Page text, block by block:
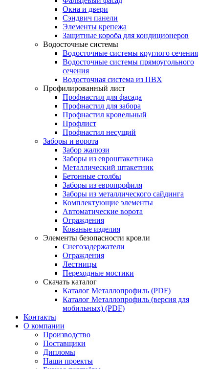
Окна и двери
Сэндвич панели
Элементы крепежа
Защитные короба для кондиционеров
Водосточные системы
Водосточные системы круглого сечения
Водосточные системы прямоугольного
сечения
Водосточная система из ПВХ
Профилированный лист
Профнастил для фасада
Профнастил для забора
Профнастил кровельный
Профлист
Профнастил несущий
Заборы и ворота
Забор жалюзи
Заборы из евроштакетника
Металлический штакетник
Бетонные столбы
Заборы из европрофиля
Заборы из металлического сайдинга
Комплектующие элементы
Автоматические ворота
Ограждения
Кованые изделия
Элементы безопасности кровли
Снегозадержатели
Ограждения
Лестницы
Переходные мостики
Скачать каталог
Каталог Металлопрофиль (PDF)
Каталог Металлопрофиль (версия для
мобильных) (PDF)
Контакты
О компании
Производство
Поставщики
Дипломы
Наши проекты